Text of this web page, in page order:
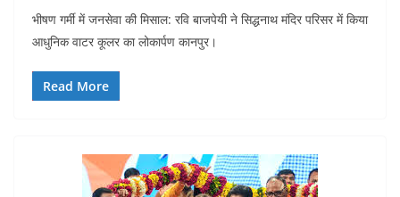
भीषण गर्मी में जनसेवा की मिसाल: रवि बाजपेयी ने सिद्धनाथ मंदिर परिसर में किया
आधुनिक वाटर कूलर का लोकार्पण कानपुर।
Read More